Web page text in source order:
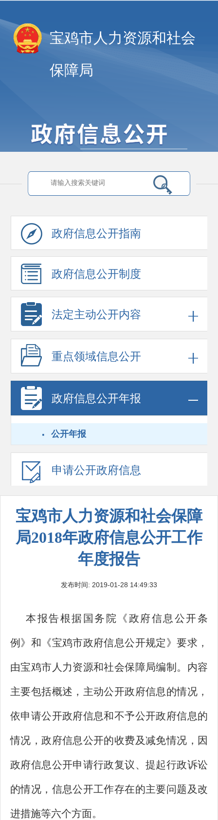
宝鸡市人力资源和社会
保障局
政府信息公开指南
政府信息公开制度
法定主动公开内容
重点领域信息公开
政府信息公开年报
· 公开年报
申请公开政府信息
宝鸡市人力资源和社会保障
局2018年政府信息公开工作
年度报告
发布时间: 2019-01-28 14:49:33
本报告根据国务院《政府信息公开条
例》和《宝鸡市政府信息公开规定》要求，
由宝鸡市人力资源和社会保障局编制。内容
主要包括概述，主动公开政府信息的情况，
依申请公开政府信息和不予公开政府信息的
情况，政府信息公开的收费及减免情况，因
政府信息公开申请行政复议、提起行政诉讼
的情况，信息公开工作存在的主要问题及改
进措施等六个方面。